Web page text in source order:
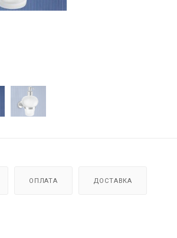
ОПЛАТА ДОСТАВКА